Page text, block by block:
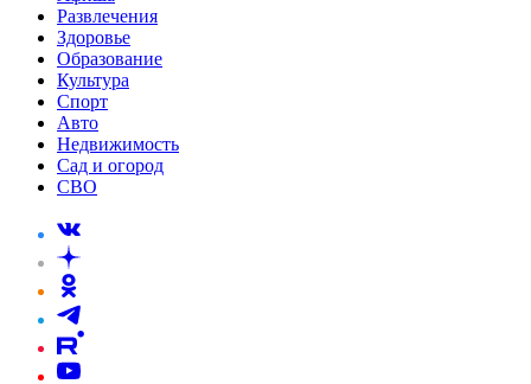
Развлечения
Здоровье
Образование
Культура
Спорт
Авто
Недвижимость
Сад и огород
СВО